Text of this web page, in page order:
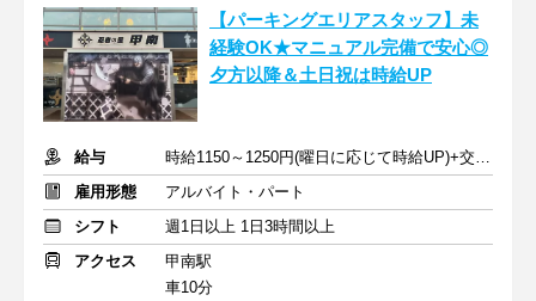
【パーキングエリアスタッフ】未
経験OK★マニュアル完備で安心◎
夕方以降＆土日祝は時給UP
給与
時給1150～1250円(曜日に応じて時給UP)+交通費支給
雇用形態
アルバイト・パート
シフト
週1日以上 1日3時間以上
アクセス
甲南駅
車10分